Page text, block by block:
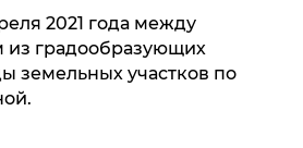
2021 года между
из градообразующих
земельных участков по